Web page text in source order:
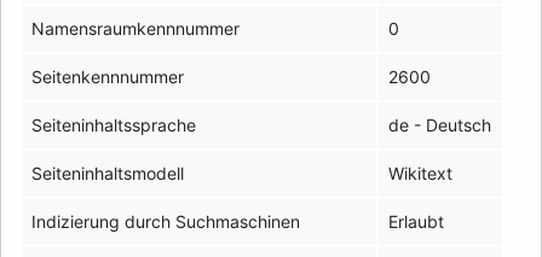
Namensraumkennnummer 0
Seitenkennnummer 2600
Seiteninhaltssprache de - Deutsch
Seiteninhaltsmodell Wikitext
Indizierung durch Suchmaschinen Erlaubt